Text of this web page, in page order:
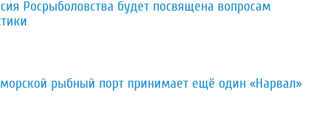
Росрыболовства будет посвящена вопросам
рыбный порт принимает ещё один «Нарвал»